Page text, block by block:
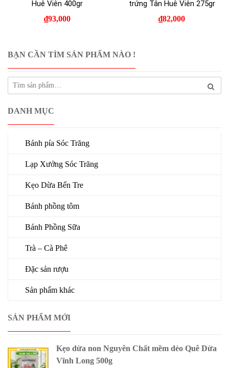
BẠN CẦN TÌM SẢN PHẨM NÀO !
DANH MỤC
Bánh pía Sóc Trăng
Lạp Xưởng Sóc Trăng
Kẹo Dừa Bến Tre
Bánh phồng tôm
Bánh Phồng Sữa
Trà – Cà Phê
Đặc sản rượu
Sản phẩm khác
SẢN PHẨM MỚI
Kẹo dừa non Nguyên Chất mềm dẻo Quê Dừa
Vĩnh Long 500g
Huê Viên 400gr
₫93,000
trứng Tân Huê Viên 275gr
₫82,000